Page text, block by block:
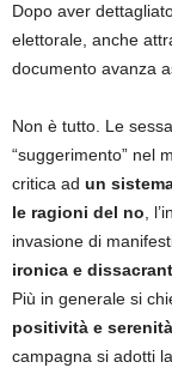
Dopo aver
elettorale, anche
documento avanza
Non è tutto. Le
“suggerimento” nel
critica ad un
le ragioni del no ,
invasione di
ironica e
Più in generale si
positività e serenità
campagna si adotti